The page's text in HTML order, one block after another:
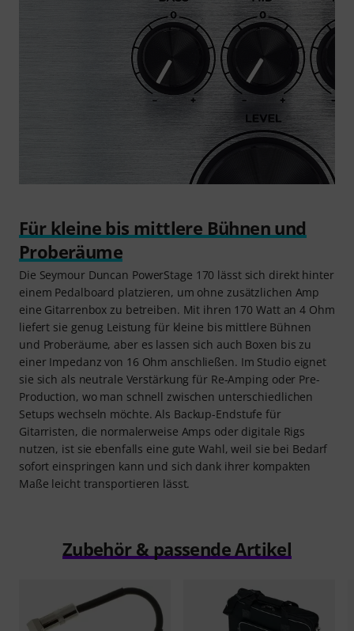
Für kleine bis mittlere Bühnen und
Proberäume
Die Seymour Duncan PowerStage 170 lässt sich direkt hinter
einem Pedalboard platzieren, um ohne zusätzlichen Amp
eine Gitarrenbox zu betreiben. Mit ihren 170 Watt an 4 Ohm
liefert sie genug Leistung für kleine bis mittlere Bühnen
und Proberäume, aber es lassen sich auch Boxen bis zu
einer Impedanz von 16 Ohm anschließen. Im Studio eignet
sie sich als neutrale Verstärkung für Re-Amping oder Pre-
Production, wo man schnell zwischen unterschiedlichen
Setups wechseln möchte. Als Backup-Endstufe für
Gitarristen, die normalerweise Amps oder digitale Rigs
nutzen, ist sie ebenfalls eine gute Wahl, weil sie bei Bedarf
sofort einspringen kann und sich dank ihrer kompakten
Maße leicht transportieren lässt.
Zubehör & passende Artikel